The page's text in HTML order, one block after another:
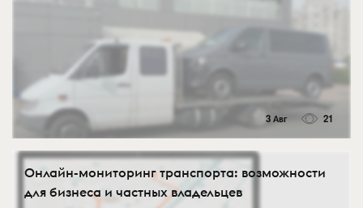
3 Авг 21
Онлайн-мониторинг транспорта: возможности
для бизнеса и частных владельцев